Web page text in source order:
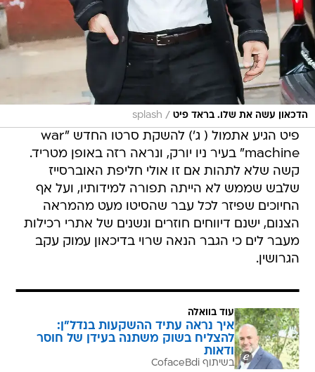
הדכאון עשה את שלו. בראד פיט /
splash
פיט הגיע אתמול ( ג') להשקת סרטו החדש "war
machine" בעיר ניו יורק, ונראה רזה באופן מטריד.
קשה שלא לתהות אם זו אולי חליפת האוברסייז
שלבש שממש לא הייתה תפורה למידותיו, ועל אף
החיוכים שפיזר לכל עבר שהסיטו מעט מהמראה
הצנום, ישנם דיווחים חוזרים ונשנים של אתרי רכילות
מעבר לים כי הגבר הנאה שרוי בדיכאון עמוק עקב
הגרושין.
עוד בוואלה
איך נראה עתיד ההשקעות בנדל"ן:
להצליח בשוק משתנה בעידן של חוסר
ודאות
בשיתוף CofaceBdi